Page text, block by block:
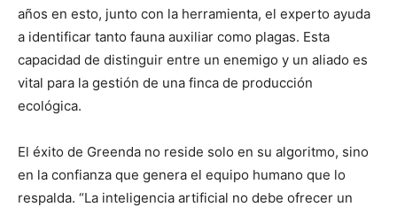
años en esto, junto con la herramienta, el experto ayuda
a identificar tanto fauna auxiliar como plagas. Esta
capacidad de distinguir entre un enemigo y un aliado es
vital para la gestión de una finca de producción
ecológica.
El éxito de Greenda no reside solo en su algoritmo, sino
en la confianza que genera el equipo humano que lo
respalda. “La inteligencia artificial no debe ofrecer un